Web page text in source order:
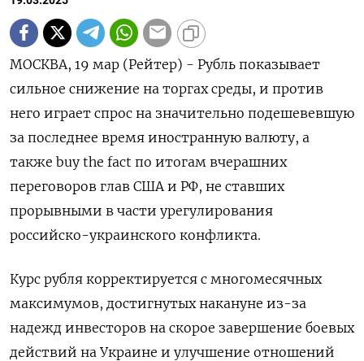
МОСКВА, 19 мар (Рейтер) - Рубль показывает
сильное снижение на торгах среды, и против
него играет спрос на значительно подешевевшую
за последнее время иностранную валюту, а
также buy the fact по итогам вчерашних
переговоров глав США и РФ, не ставших
прорывными в части урегулирования
российско-украинского конфликта.
Курс рубля корректируется с многомесячных
максимумов, достигнутых накануне из-за
надежд инвесторов на скорое завершение боевых
действий на Украине и улучшение отношений